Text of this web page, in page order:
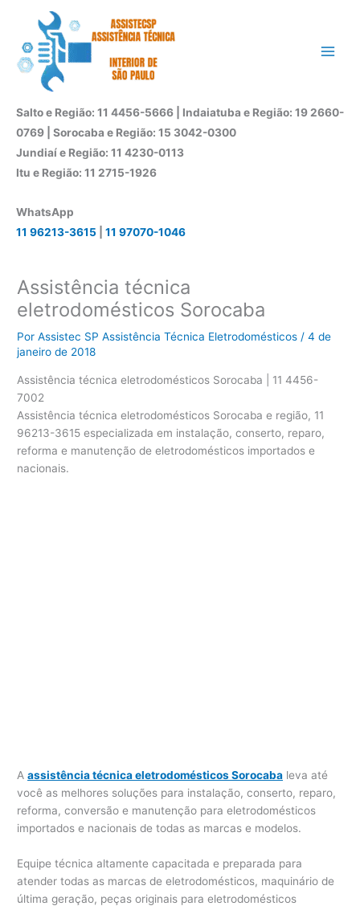
conteúdo
Salto e Região: 11 4456-5666 | Indaiatuba e Região: 19 2660-
0769 | Sorocaba e Região: 15 3042-0300
Jundiaí e Região: 11 4230-0113
Itu e Região: 11 2715-1926
WhatsApp
11 96213-3615
11 97070-1046
Assistência técnica
eletrodomésticos Sorocaba
PorAssistec SP Assistência Técnica Eletrodomésticos/4 de
janeiro de 2018
Assistência técnica eletrodomésticos Sorocaba | 11 4456-
7002
Assistência técnica eletrodomésticos Sorocaba e região, 11
96213-3615 especializada em instalação, conserto, reparo,
reforma e manutenção de eletrodomésticos importados e
nacionais.
Aassistência técnica eletrodomésticos Sorocaba leva até
você as melhores soluções para instalação, conserto, reparo,
reforma, conversão e manutenção para eletrodomésticos
importados e nacionais de todas as marcas e modelos.
Equipe técnica altamente capacitada e preparada para
atender todas as marcas de eletrodomésticos, maquinário de
última geração, peças originais para eletrodomésticos